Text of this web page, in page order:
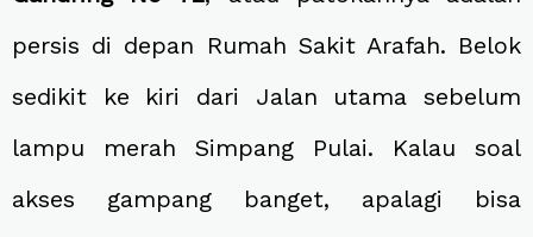
persis di depan Rumah Sakit Arafah. Belok
sedikit ke kiri dari Jalan utama sebelum
lampu merah Simpang Pulai. Kalau soal
akses gampang banget, apalagi bisa